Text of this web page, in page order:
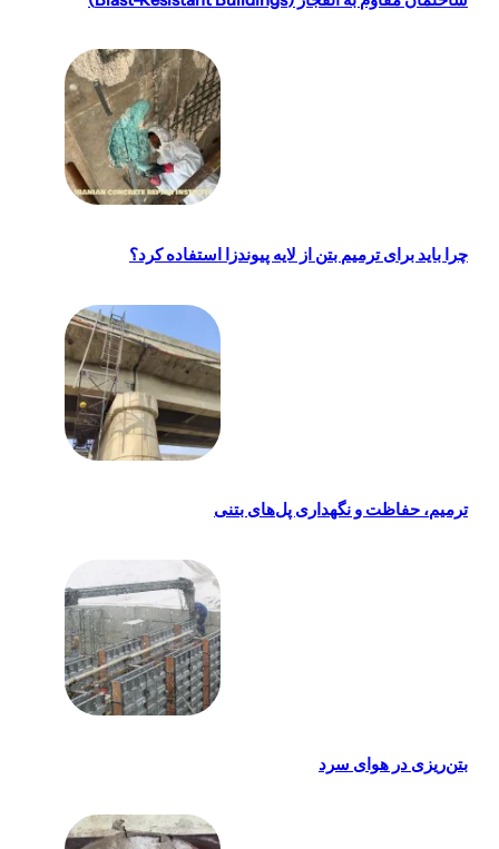
چرا باید برای ترمیم بتن از لایه پیوندزا استفاده کرد؟
ترمیم، حفاظت و نگهداری پل‌های بتنی
بتن‌ریزی در هوای سرد